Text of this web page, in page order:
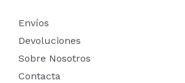
Envíos
Devoluciones
Sobre Nosotros
Contacta